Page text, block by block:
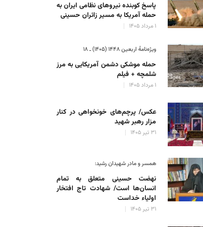
پاسخ کوبنده نیروهای نظامی ایران به
حمله آمریکا به مسیر زائران حسینی
۱ مرداد ۱۴۰۵
ویژه‌نامهٔ اربعین ۱۴۴۸ (۱۴۰۵) ـ ۱۸
حمله موشکی دشمن آمریکایی به مرز
شلمچه + فیلم
۱ مرداد ۱۴۰۵
عکس/ پرچم‌های خونخواهی در کنار
مزار رهبر شهید
۳۱ تیر ۱۴۰۵
همسر و مادر شهیدان رشید:
نهضت حسینی متعلق به تمام
انسان‌ها است/ شهادت تاج افتخار
اولیاء خداست
۳۱ تیر ۱۴۰۵